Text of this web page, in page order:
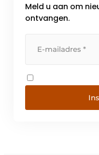
Meld u aan om
ontvangen.